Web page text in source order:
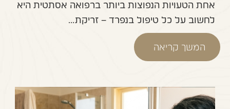
אחת הטעויות הנפוצות ביותר ברפואה אסתטית היא
לחשוב על כל טיפול בנפרד – זריקת...
המשך קריאה